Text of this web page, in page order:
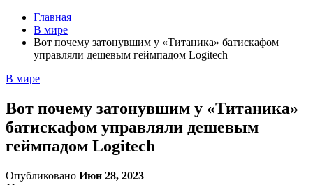
Главная
В мире
Вот почему затонувшим у «Титаника» батискафом
управляли дешевым геймпадом Logitech
В мире
Вот почему затонувшим у «Титаника»
батискафом управляли дешевым
геймпадом Logitech
Опубликовано Июн 28, 2023